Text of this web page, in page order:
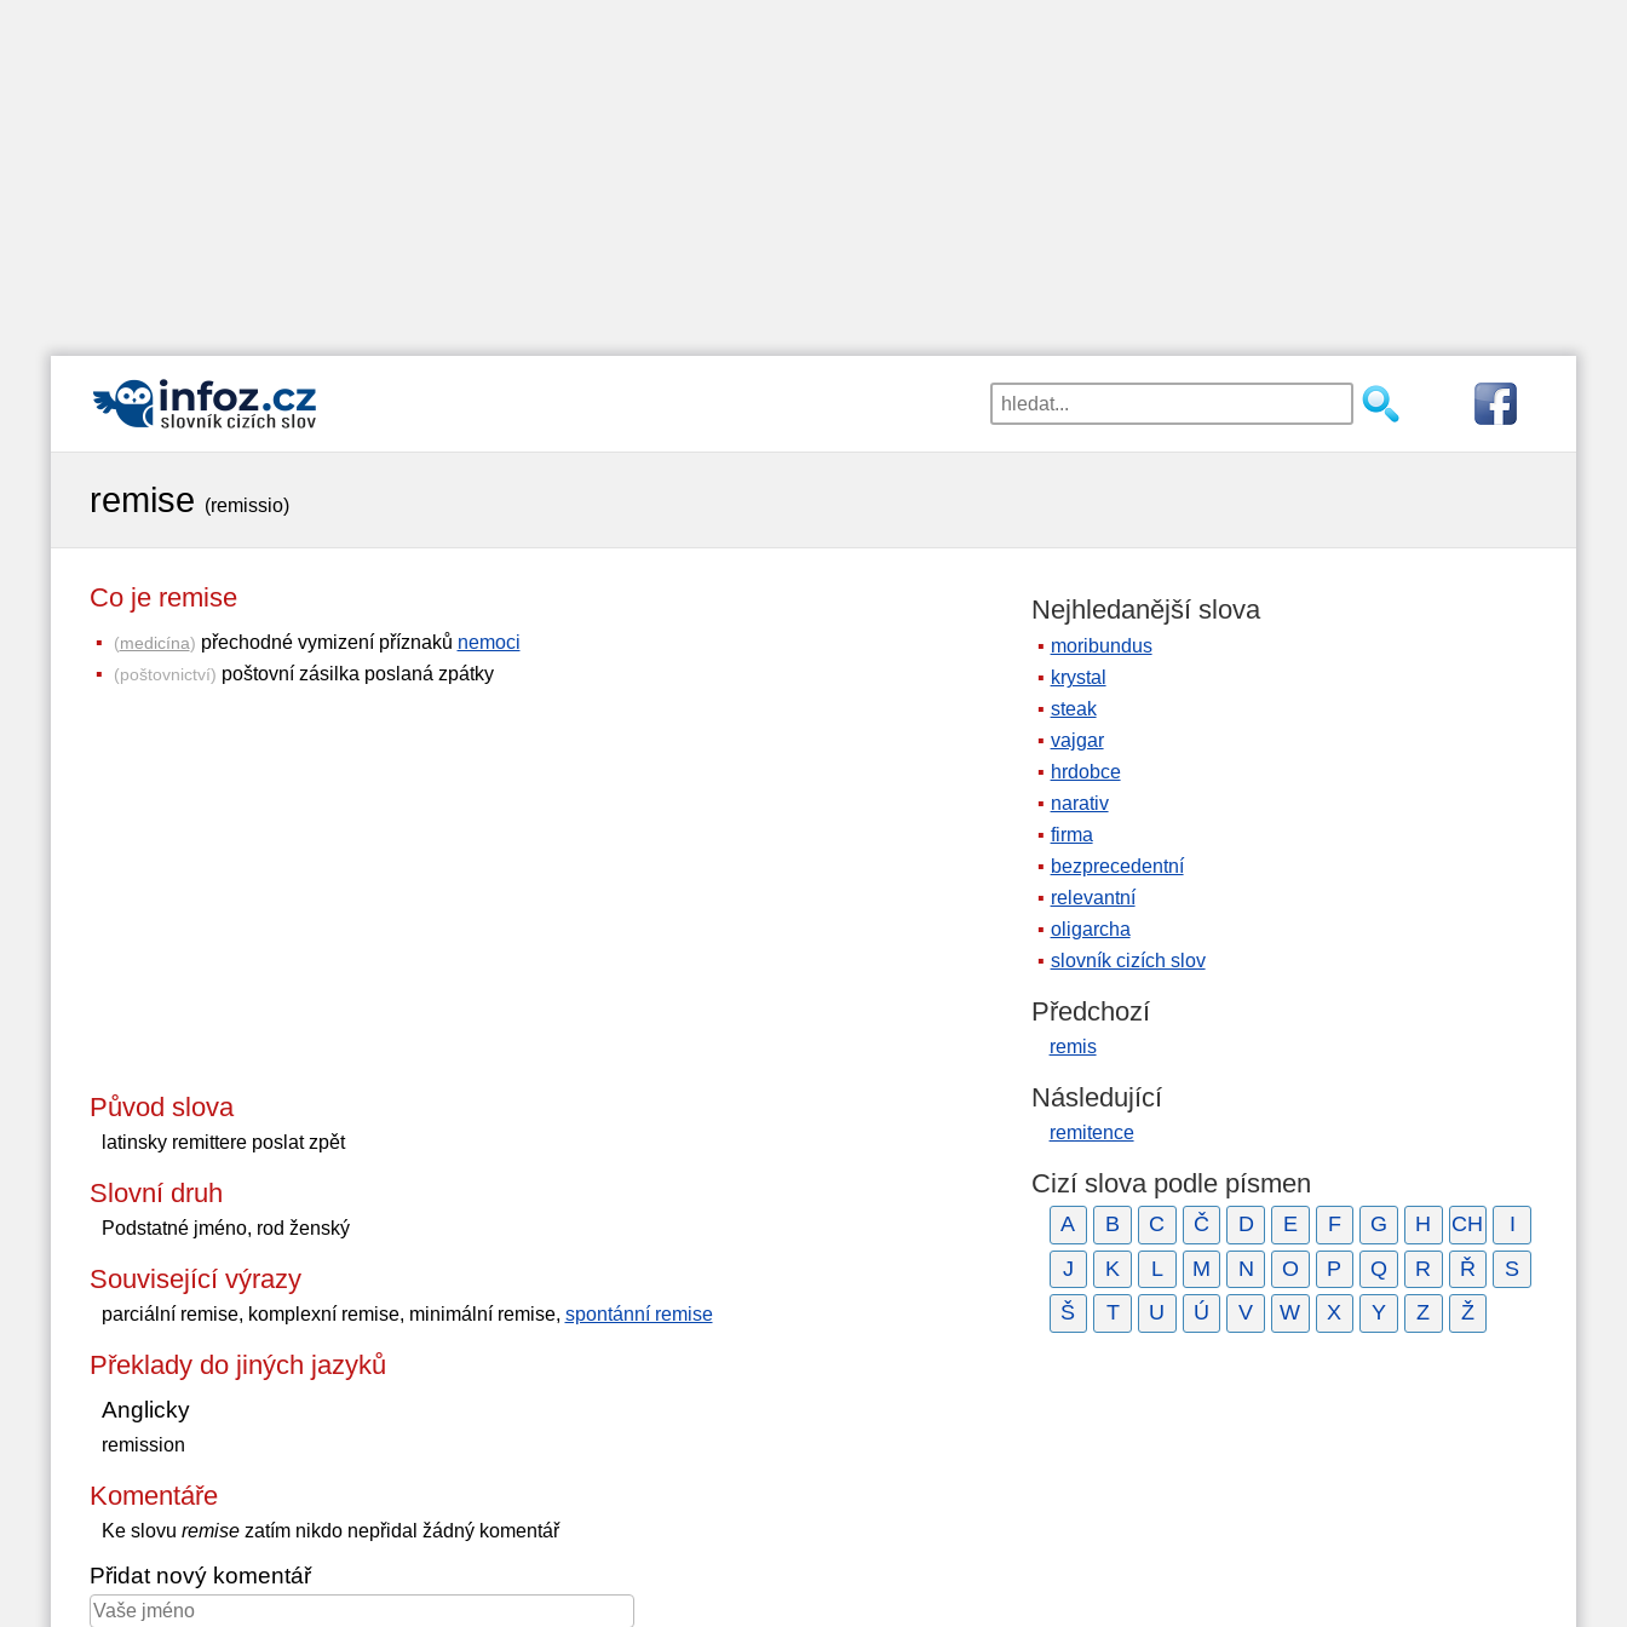
remise (remissio)
Co je remise
(medicína) přechodné vymizení příznaků nemoci
(poštovnictví) poštovní zásilka poslaná zpátky
Původ slova
latinsky remittere poslat zpět
Slovní druh
Podstatné jméno, rod ženský
Související výrazy
parciální remise, komplexní remise, minimální remise, spontánní remise
Překlady do jiných jazyků
Anglicky
remission
Komentáře
Ke slovu remisezatím nikdo nepřidal žádný komentář
Přidat nový komentář
Nejhledanější slova
moribundus
krystal
steak
vajgar
hrdobce
narativ
firma
bezprecedentní
relevantní
oligarcha
slovník cizích slov
Předchozí
remis
Následující
remitence
Cizí slova podle písmen
A B C Č D E F G H CH
I
J
K L M N O P Q R Ř
S
Š
T U Ú V W X Y Z Ž